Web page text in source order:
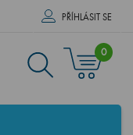
PŘÍHLÁSIT SE
0